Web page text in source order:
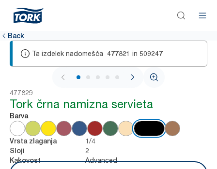
Back
Ta izdelek nadomešča 477821 in 509247
1 / 5
477829
Tork črna namizna servieta
Barva
Vrsta zlaganja 1/4
Sloji 2
Kakovost
Advanced